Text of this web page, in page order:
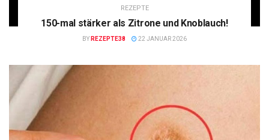
REZEPTE
150-mal stärker als Zitrone und Knoblauch!
BY REZEPTE38 22 JANUAR 2026